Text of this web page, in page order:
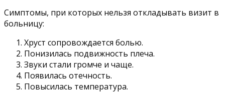
Симптомы, при которых нельзя откладывать визит в
больницу:
Хруст сопровождается болью.
Понизилась подвижность плеча.
Звуки стали громче и чаще.
Появилась отечность.
Повысилась температура.